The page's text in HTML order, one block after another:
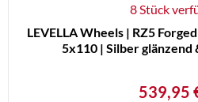
8 Stück
LEVELLA Wheels | RZ5
5x110 | Silber glänzend
539,95